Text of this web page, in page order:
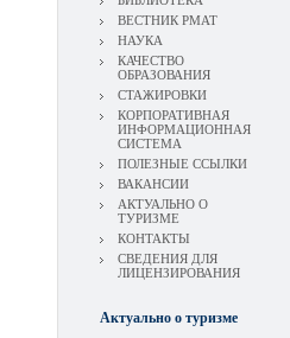
ВЕСТНИК РМАТ
НАУКА
КАЧЕСТВО
ОБРАЗОВАНИЯ
СТАЖИРОВКИ
КОРПОРАТИВНАЯ
ИНФОРМАЦИОННАЯ
СИСТЕМА
ПОЛЕЗНЫЕ ССЫЛКИ
ВАКАНСИИ
АКТУАЛЬНО О
ТУРИЗМЕ
КОНТАКТЫ
СВЕДЕНИЯ ДЛЯ
ЛИЦЕНЗИРОВАНИЯ
Актуально о туризме